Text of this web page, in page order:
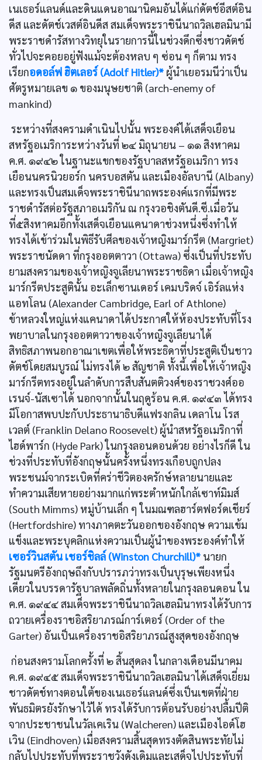
เนเธอร์แลนด์และดินแดนอาณานิคมอันได้แก่ดัตช์อีสต์อิน
ดีส และดัตช์เวสต์อินดีส สมเด็จพระราชินีนาถวิลเฮลมินามี
พระราชดำรัสทางวิทยุในรายการนี้ในช่วงดึกซึ่งชาวดัตช์
ทั่วไปจะคอยอยู่ฟังแม้จะต้องหลบ ๆ ซ่อน ๆ ก็ตาม ทรง
เรียกอดอล์ฟ ฮิตเลอร์ (Adolf Hitler)* ผู้นำเยอรมนีว่าเป็น
ศัตรูหมายเลข ๑ ของมนุษยชาติ (arch-enemy of
mankind)
ระหว่างที่สงครามดำเนินไปนั้น พระองค์ได้เสด็จเยือน
สหรัฐอเมริการะหว่างวันที่ ๒๔ มิถุนายน – ๑๑ สิงหาคม
ค.ศ. ๑๙๔๒ ในฐานะแขกของรัฐบาลสหรัฐอเมริกา ทรง
เยือนนครนิวยอร์ก นครบอสตัน และเมืองอัลบานี (Albany)
และทรงเป็นสมเด็จพระราชินีนาถพระองค์แรกที่มีพระ
ราชดำรัสต่อรัฐสภาอเมริกัน ณ กรุงวอชิงตันดี.ซี.เมื่อวัน
ที่๕สิงหาคมอีกทั้งเสด็จเยือนแคนาดาช่วงหนึ่งซึ่งทำให้
ทรงได้เข้าร่วมในพิธีรับศีลของเจ้าหญิงมาร์กรีต (Margriet)
พระราชนัดดา ที่กรุงออตตาวา (Ottawa) ซึ่งเป็นที่ประทับ
ยามสงครามของเจ้าหญิงจูเลียนาพระราชธิดา เมื่อเจ้าหญิง
มาร์กรีตประสูตินั้น อะเล็กซานเดอร์ เคมบริดจ์ เอิร์ลแห่ง
แอทโลน (Alexander Cambridge, Earl of Athlone)
ข้าหลวงใหญ่แห่งแคนาดาได้ประกาศให้ห้องประทับที่โรง
พยาบาลในกรุงออตตาวาของเจ้าหญิงจูเลียนาได้
สิทธิสภาพนอกอาณาเขตเพื่อให้พระธิดาที่ประสูติเป็นชาว
ดัตช์โดยสมบูรณ์ ไม่ทรงได้ ๒ สัญชาติ ทั้งนี้เพื่อให้เจ้าหญิง
มาร์กรีตทรงอยู่ในลำดับการสืบสันตติวงศ์ของราชวงศ์ออ
เรนจ์-นัสเซาได้ นอกจากนั้นในฤดูร้อน ค.ศ. ๑๙๔๓ ได้ทรง
มีโอกาสพบปะกับประธานาธิบดีแฟรงกลิน เดลาโน โรส
เวลต์ (Franklin Delano Roosevelt) ผู้นำสหรัฐอเมริกาที่
ไฮด์พาร์ก (Hyde Park) ในกรุงลอนดอนด้วย อย่างไรก็ดี ใน
ช่วงที่ประทับที่อังกฤษนั้นครั้งหนึ่งทรงเกือบถูกปลง
พระชนม์จากระเบิดที่คร่าชีวิตองครักษ์หลายนายและ
ทำความเสียหายอย่างมากแก่พระตำหนักใกล้เซาท์มิมส์
(South Mimms) หมู่บ้านเล็ก ๆ ในมณฑลฮาร์ตฟอร์ดเชียร์
(Hertfordshire) ทางภาคตะวันออกของอังกฤษ ความเข้ม
แข็งและพระบุคลิกแห่งความเป็นผู้นำของพระองค์ทำให้
เซอร์วินสตัน เชอร์ชิลล์ (Winston Churchill)* นายก
รัฐมนตรีอังกฤษถึงกับปรารภว่าทรงเป็นบุรุษเพียงหนึ่ง
เดียวในบรรดารัฐบาลพลัดถิ่นทั้งหลายในกรุงลอนดอน ใน
ค.ศ. ๑๙๔๔ สมเด็จพระราชินีนาถวิลเฮลมินาทรงได้รับการ
ถวายเครื่องราชอิสริยาภรณ์การ์เตอร์ (Order of the
Garter) อันเป็นเครื่องราชอิสริยาภรณ์สูงสุดของอังกฤษ
ก่อนสงครามโลกครั้งที่ ๒ สิ้นสุดลง ในกลางเดือนมีนาคม
ค.ศ. ๑๙๔๕ สมเด็จพระราชินีนาถวิลเฮลมินาได้เสด็จเยี่ยม
ชาวดัตช์ทางตอนใต้ของเนเธอร์แลนด์ซึ่งเป็นเขตที่ฝ่าย
พันธมิตรยังรักษาไว้ได้ ทรงได้รับการต้อนรับอย่างปลื้มปีติ
จากประชาชนในวัลเคเริน (Walcheren) และเมืองไอด์โฮ
เวิน (Eindhoven) เมื่อสงครามสิ้นสุดทรงตัดสินพระทัยไม่
กลับไปประทับที่พระราชวังดังเดิมและเสด็จไปประทับที่